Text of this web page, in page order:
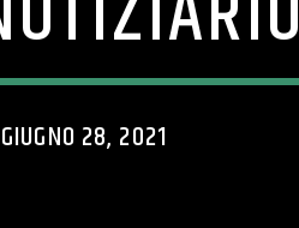
28, 2021